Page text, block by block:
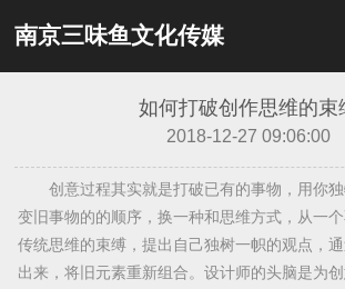
南京三味鱼文化传媒
如何打破创作思维的束
2018-12-27 09:06:00
创意过程其实就是打破已有的事物，用你独
变旧事物的的顺序，换一种和思维方式，从一
传统思维的束缚，提出自己独树一帜的观点，
出来，将旧元素重新组合。设计师的头脑是为创